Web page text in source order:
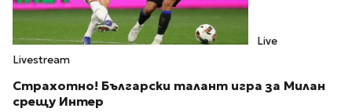
Live
Livestream
Страхотно! Български талант игра за Милан
срещу Интер